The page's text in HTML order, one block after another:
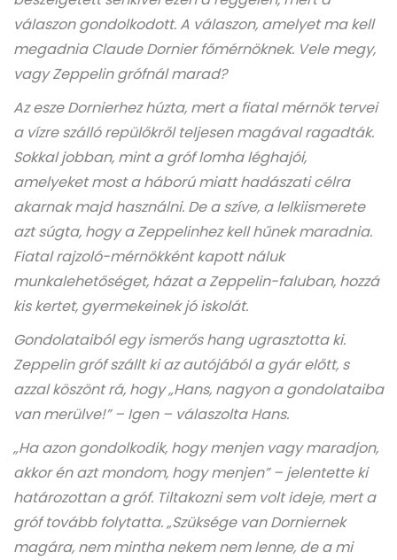
válaszon gondolkodott. A válaszon, amelyet ma kell
megadnia Claude Dornier főmérnöknek. Vele megy,
vagy Zeppelin grófnál marad?
Az esze Dornierhez húzta, mert a fiatal mérnök tervei
a vízre szálló repülőkről teljesen magával ragadták.
Sokkal jobban, mint a gróf lomha léghajói,
amelyeket most a háború miatt hadászati célra
akarnak majd használni. De a szíve, a lelkiismerete
azt súgta, hogy a Zeppelinhez kell hűnek maradnia.
Fiatal rajzoló-mérnökként kapott náluk
munkalehetőséget, házat a Zeppelin-faluban, hozzá
kis kertet, gyermekeinek jó iskolát.
Gondolataiból egy ismerős hang ugrasztotta ki.
Zeppelin gróf szállt ki az autójából a gyár előtt, s
azzal köszönt rá, hogy „Hans, nagyon a gondolataiba
van merülve!” – Igen – válaszolta Hans.
„Ha azon gondolkodik, hogy menjen vagy maradjon,
akkor én azt mondom, hogy menjen” – jelentette ki
határozottan a gróf. Tiltakozni sem volt ideje, mert a
gróf tovább folytatta. „Szüksége van Dorniernek
magára, nem mintha nekem nem lenne, de a mi